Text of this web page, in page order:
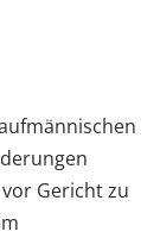
Gericht zu